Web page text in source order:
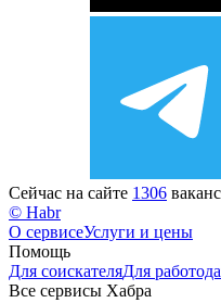
Сейчас на сайте 1306
© Habr
О сервисеУслуги и цены
Помощь
Для соискателяДля
Все сервисы Хабра